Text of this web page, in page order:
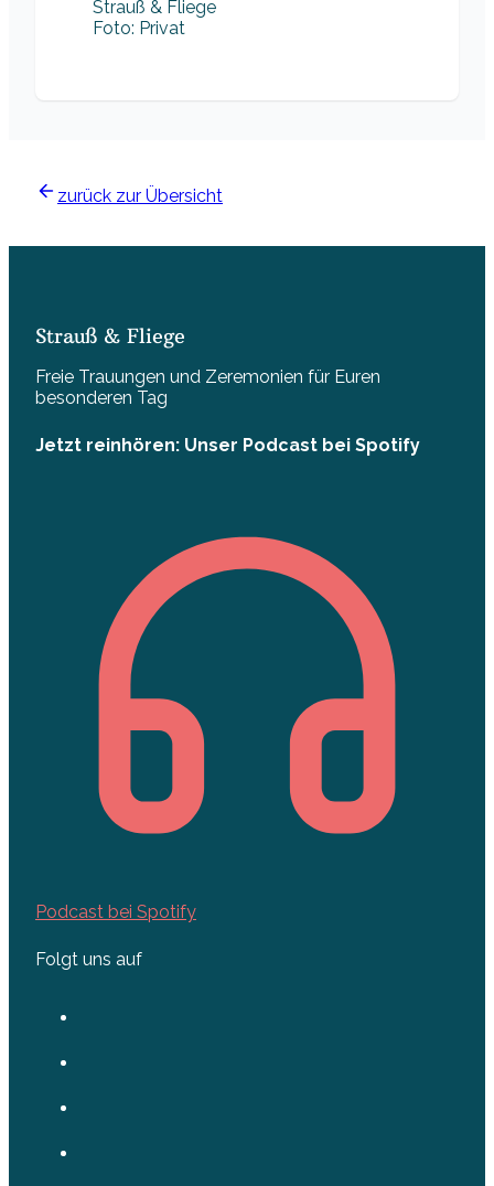
Foto: Privat
zurück zur Übersicht
Strauß & Fliege
Freie Trauungen und Zeremonien für Euren
besonderen Tag
Jetzt reinhören: Unser Podcast bei Spotify
Podcast bei Spotify
Folgt uns auf